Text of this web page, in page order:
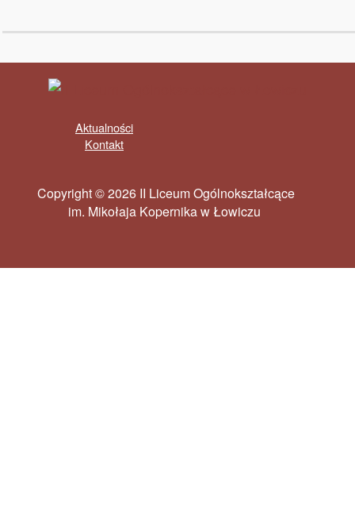
Aktualności
Kontakt
Copyright © 2026 II Liceum Ogólnokształcące
im. Mikołaja Kopernika w Łowiczu